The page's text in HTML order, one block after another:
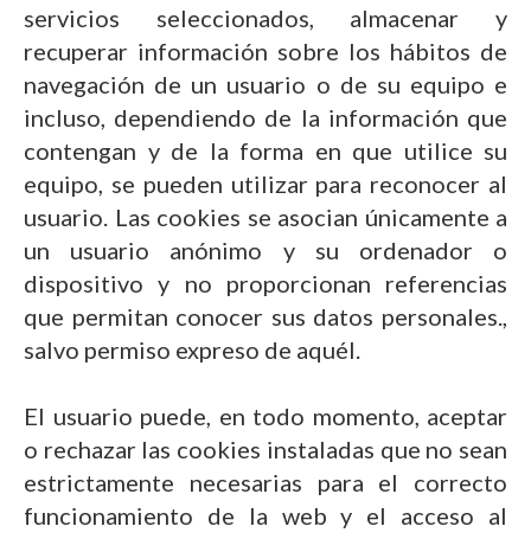
servicios seleccionados, almacenar y
recuperar información sobre los hábitos de
navegación de un usuario o de su equipo e
incluso, dependiendo de la información que
contengan y de la forma en que utilice su
equipo, se pueden utilizar para reconocer al
usuario. Las cookies se asocian únicamente a
un usuario anónimo y su ordenador o
dispositivo y no proporcionan referencias
que permitan conocer sus datos personales.,
salvo permiso expreso de aquél.
El usuario puede, en todo momento, aceptar
o rechazar las cookies instaladas que no sean
estrictamente necesarias para el correcto
funcionamiento de la web y el acceso al